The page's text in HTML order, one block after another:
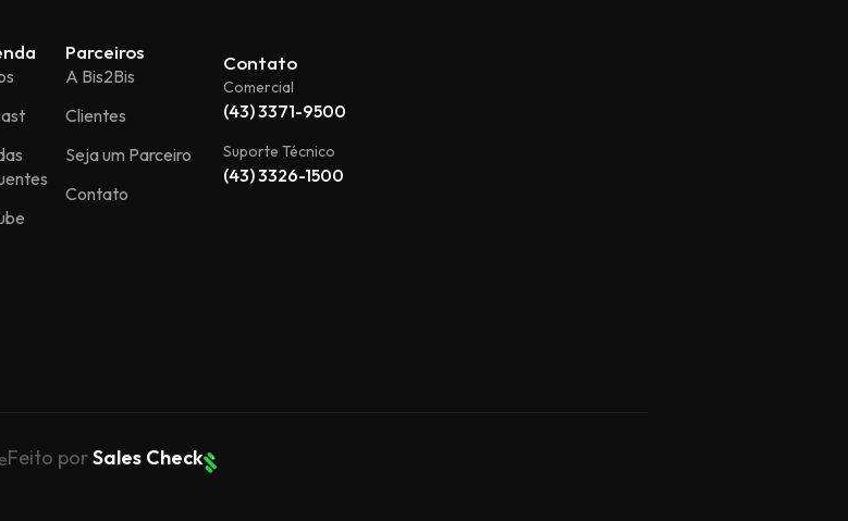
Parceiros
A Bis2Bis
Clientes
Seja um Parceiro
Contato
Contato
Comercial
(43) 3371-9500
Suporte Técnico
(43) 3326-1500
Feito porSales Check